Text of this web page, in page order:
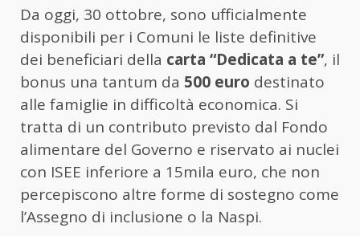
Da oggi, 30 ottobre, sono ufficialmente
disponibili per i Comuni le liste definitive
dei beneficiari della carta “Dedicata a te”, il
bonus una tantum da 500 euro destinato
alle famiglie in difficoltà economica. Si
tratta di un contributo previsto dal Fondo
alimentare del Governo e riservato ai nuclei
con ISEE inferiore a 15mila euro, che non
percepiscono altre forme di sostegno come
l’Assegno di inclusione o la Naspi.